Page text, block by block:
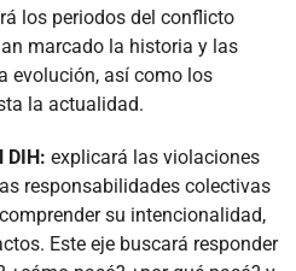
los periodos del conflicto
marcado la historia y las
evolución, así como los
la actualidad.
DIH: explicará las violaciones
responsabilidades colectivas
su intencionalidad,
Este eje buscará responder